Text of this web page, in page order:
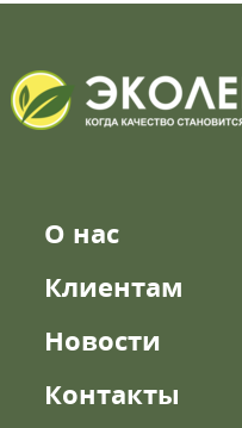
О нас
Клиентам
Новости
Контакты